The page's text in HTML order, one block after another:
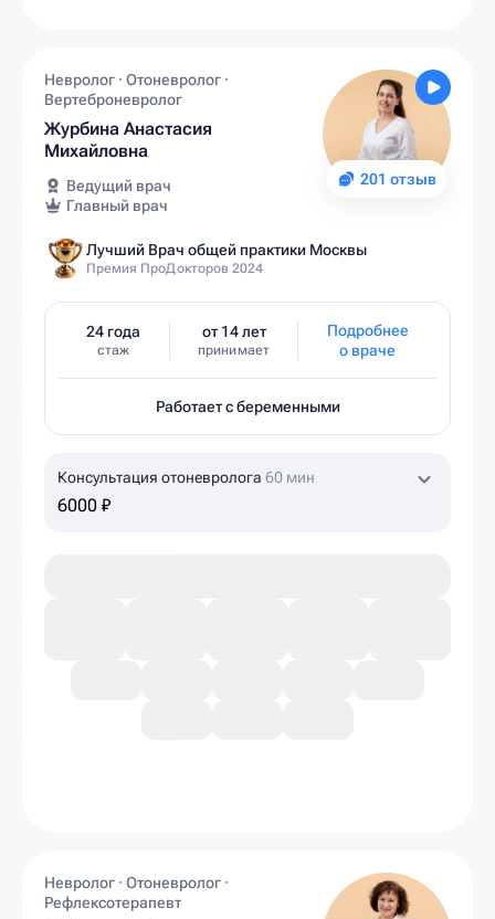
201 отзыв
Невролог · Отоневролог ·
Вертеброневролог
Журбина Анастасия
Михайловна
Ведущий врач
Главный врач
Лучший Врач общей практики Москвы
Премия ПроДокторов 2024
24 года
стаж
от 14 лет
принимает
Подробнее
о враче
Работает с беременными
Консультация отоневролога 60 мин
6000 ₽
Невролог · Отоневролог ·
Рефлексотерапевт